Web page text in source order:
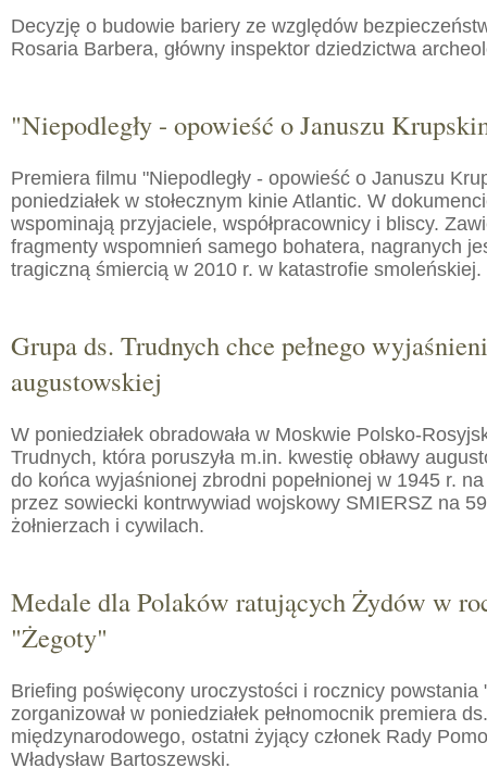
Decyzję o budowie bariery ze względów
Rosaria Barbera, główny inspektor dziedzictwa
"Niepodległy - opowieść o Januszu
Premiera filmu "Niepodległy - opowieść o Januszu
poniedziałek w stołecznym kinie Atlantic. W
wspominają przyjaciele, współpracownicy i bliscy.
fragmenty wspomnień samego bohatera, nagranych
tragiczną śmiercią w 2010 r. w katastrofie smoleńskiej.
Grupa ds. Trudnych chce pełnego
augustowskiej
W poniedziałek obradowała w Moskwie Polsko-
Trudnych, która poruszyła m.in. kwestię obławy
do końca wyjaśnionej zbrodni popełnionej w 1945 r.
przez sowiecki kontrwywiad wojskowy SMIERSZ na
żołnierzach i cywilach.
Medale dla Polaków ratujących Żydów w
"Żegoty"
Briefing poświęcony uroczystości i rocznicy powstania
zorganizował w poniedziałek pełnomocnik premiera
międzynarodowego, ostatni żyjący członek Rady
Władysław Bartoszewski.